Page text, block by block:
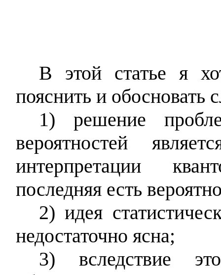
В этой статье я
пояснить и обосновать
1) решение
вероятностей
интерпретации
последняя есть
2) идея
недостаточно ясна;
3) вследствие